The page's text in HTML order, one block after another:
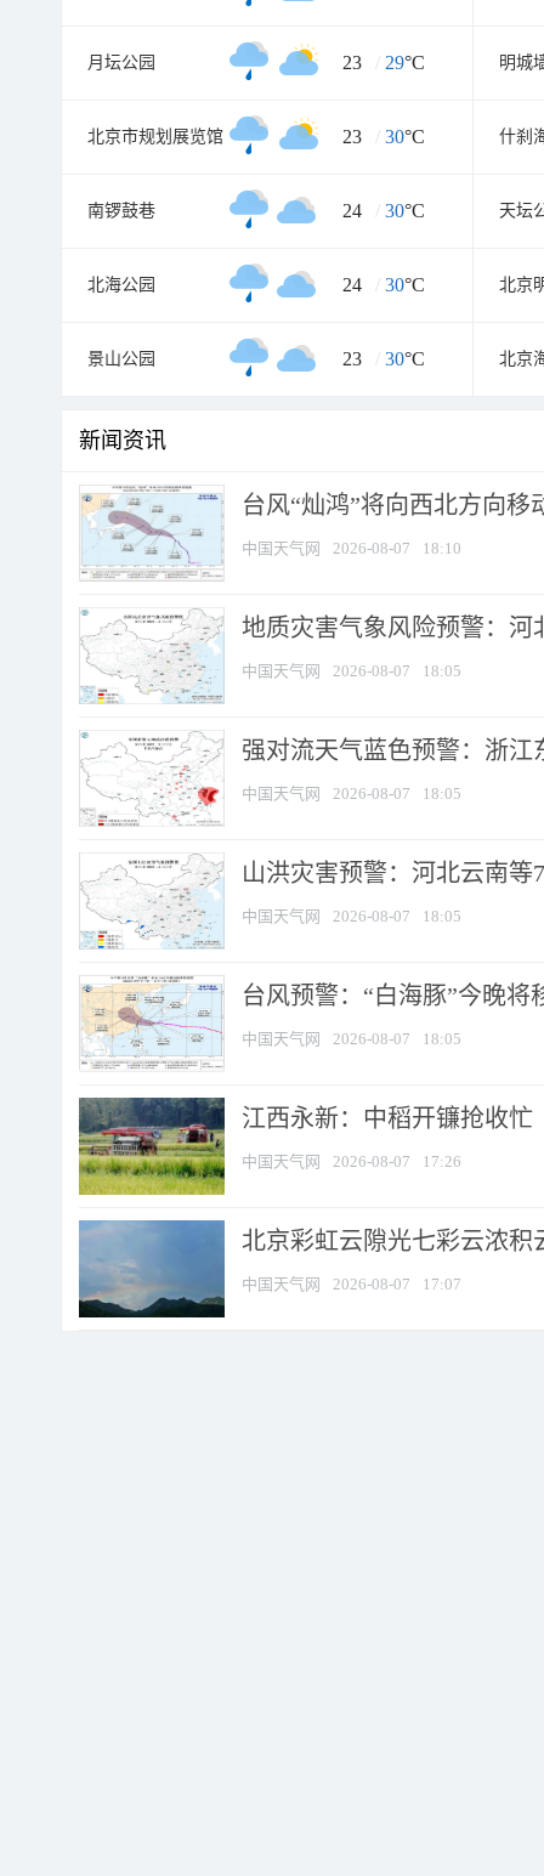
月坛公园 23 / 29°C 明城
北京市规划展览馆 23 / 30°C 什刹
南锣鼓巷 24 / 30°C 天坛
北海公园 24 / 30°C
景山公园 23 / 30°C 北京
新闻资讯
台风“灿鸿”将向西北方向移
中国天气网 2026-08-07 18:10
地质灾害气象风险预警：河
中国天气网 2026-08-07 18:05
强对流天气蓝色预警：浙江
中国天气网 2026-08-07 18:05
山洪灾害预警：河北云南
中国天气网 2026-08-07 18:05
台风预警：“白海豚”今晚将
中国天气网 2026-08-07 18:05
江西永新：中稻开镰抢收忙
中国天气网 2026-08-07 17:26
北京彩虹云隙光七彩云浓积
中国天气网 2026-08-07 17:07